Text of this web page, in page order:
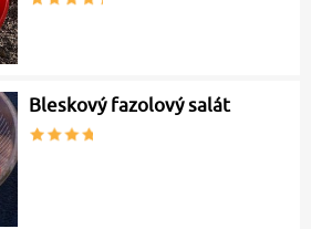
Bleskový fazolový salát